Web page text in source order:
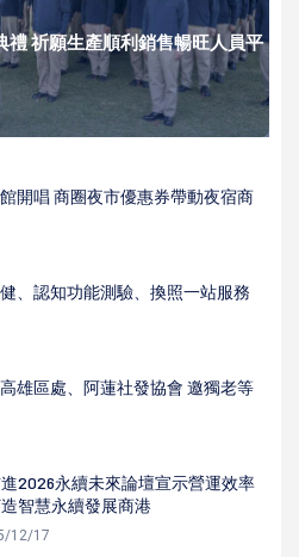
禮 祈願生產順利銷售暢旺人員平
開唱 商圈夜市優惠券帶動夜宿商
、認知功能測驗、換照一站服務
雄區處、阿蓮社發協會 邀獨老等
2026永續未來論壇宣示營運效率
造智慧永續發展商港
12/17